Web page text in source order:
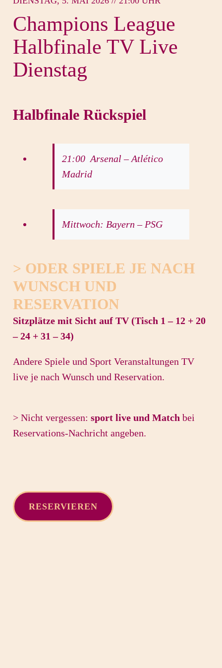
Champions League
Halbfinale TV Live
Dienstag
Halbfinale Rückspiel
21:00 Arsenal – Atlético
Madrid
Mittwoch: Bayern – PSG
> ODER SPIELE JE NACH
WUNSCH UND
RESERVATION
Sitzplätze mit Sicht auf TV (Tisch 1 – 12 + 20
– 24 + 31 – 34)
Andere Spiele und Sport Veranstaltungen TV
live je nach Wunsch und Reservation.
> Nicht vergessen:sport live und Match bei
Reservations-Nachricht angeben.
RESERVIEREN